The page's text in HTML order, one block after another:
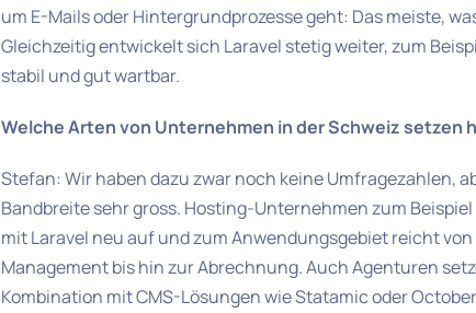
um E-Mails oder Hintergrundprozesse geht: Das meiste,
Gleichzeitig entwickelt sich Laravel stetig weiter, zum
stabil und gut wartbar.
Welche Arten von Unternehmen in der Schweiz setzen
Stefan: Wir haben dazu zwar noch keine Umfragezahlen,
Bandbreite sehr gross. Hosting-Unternehmen zum
mit Laravel neu auf und zum Anwendungsgebiet reicht
Management bis hin zur Abrechnung. Auch Agenturen
Kombination mit CMS-Lösungen wie Statamic oder